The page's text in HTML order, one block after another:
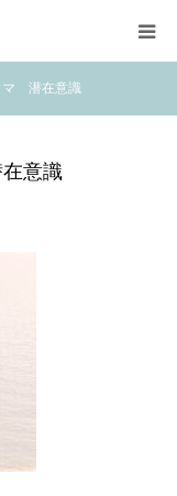
マ 潜在意識
意識